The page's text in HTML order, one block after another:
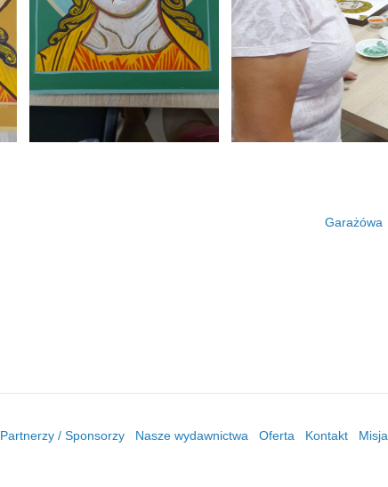
Garażówa
Partnerzy / Sponsorzy Nasze wydawnictwa Oferta Kontakt Misja